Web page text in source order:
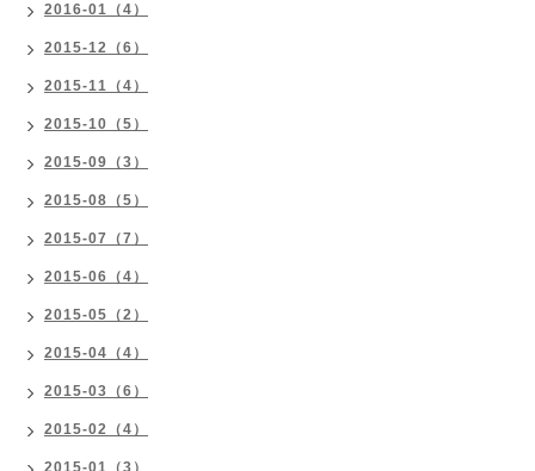
2016-01（4）
2015-12（6）
2015-11（4）
2015-10（5）
2015-09（3）
2015-08（5）
2015-07（7）
2015-06（4）
2015-05（2）
2015-04（4）
2015-03（6）
2015-02（4）
2015-01（3）